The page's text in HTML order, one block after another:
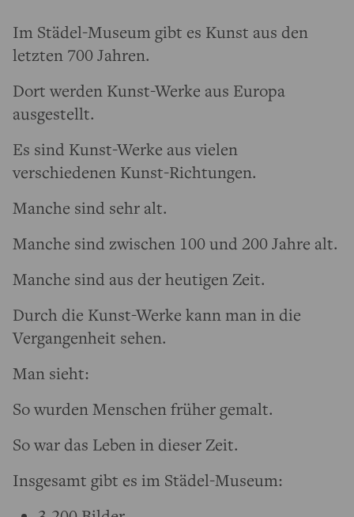
Im Städel-Museum gibt es Kunst aus den
letzten 700 Jahren.
Dort werden Kunst-Werke aus Europa
ausgestellt.
Es sind Kunst-Werke aus vielen
verschiedenen Kunst-Richtungen.
Manche sind sehr alt.
Manche sind zwischen 100 und 200 Jahre alt.
Manche sind aus der heutigen Zeit.
Durch die Kunst-Werke kann man in die
Vergangenheit sehen.
Man sieht:
So wurden Menschen früher gemalt.
So war das Leben in dieser Zeit.
Insgesamt gibt es im Städel-Museum: